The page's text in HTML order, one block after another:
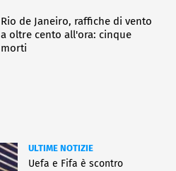
Rio de Janeiro, raffiche di vento
a oltre cento all'ora: cinque
morti
ULTIME NOTIZIE
Uefa e Fifa è scontro